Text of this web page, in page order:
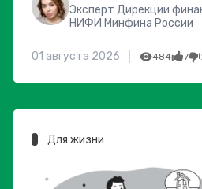
Эксперт Дирекции
НИФИ Минфина России
01 августа 2026 484 7
Для жизни